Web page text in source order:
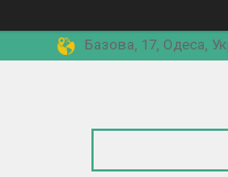
Базова, 17, Одеса,